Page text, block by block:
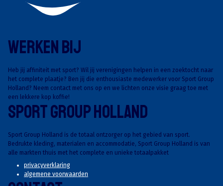
Werken Bij
Heb jij affiniteit met sport? Wil jij verenigingen helpen in een zoektocht naar
het complete plaatje? Ben jij die enthousiaste medewerker voor Sport Group
Holland? Neem contact met ons op en we lichten onze visie graag toe met
een lekkere kop koffie!
Sport Group Holland
Sport Group Holland is de totaal ontzorger op het gebied van sport.
Bedrukte kleding, materialen en accommodatie, Sport Group Holland is van
alle markten thuis met het complete en unieke totaalpakket
privacyverklaring
algemene voorwaarden